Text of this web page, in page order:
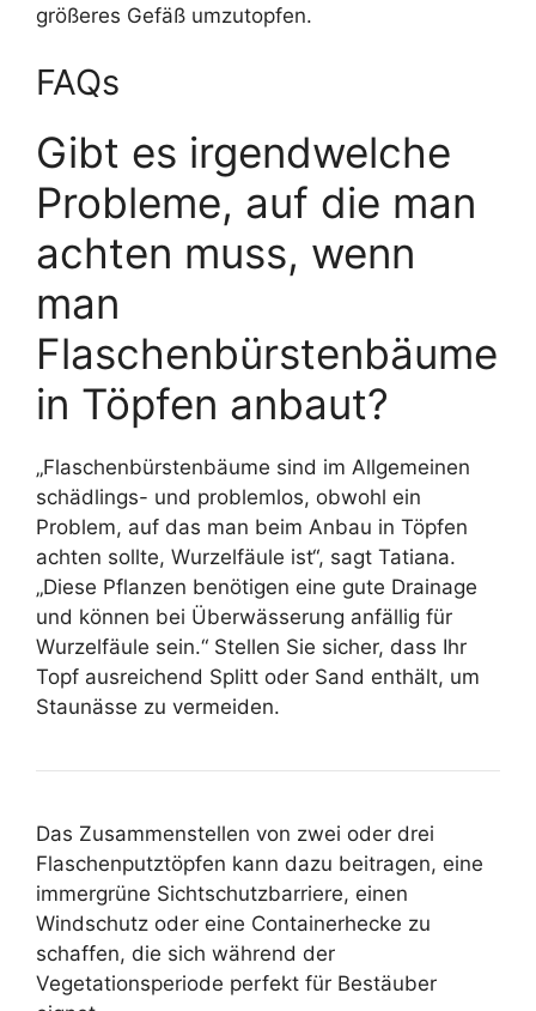
größeres Gefäß umzutopfen.
FAQs
Gibt es irgendwelche
Probleme, auf die man
achten muss, wenn
man
Flaschenbürstenbäume
in Töpfen anbaut?
„Flaschenbürstenbäume sind im Allgemeinen
schädlings- und problemlos, obwohl ein
Problem, auf das man beim Anbau in Töpfen
achten sollte, Wurzelfäule ist“, sagt Tatiana.
„Diese Pflanzen benötigen eine gute Drainage
und können bei Überwässerung anfällig für
Wurzelfäule sein.“ Stellen Sie sicher, dass Ihr
Topf ausreichend Splitt oder Sand enthält, um
Staunässe zu vermeiden.
Das Zusammenstellen von zwei oder drei
Flaschenputztöpfen kann dazu beitragen, eine
immergrüne Sichtschutzbarriere, einen
Windschutz oder eine Containerhecke zu
schaffen, die sich während der
Vegetationsperiode perfekt für Bestäuber